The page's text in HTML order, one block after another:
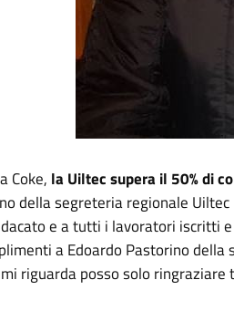
Coke, la Uiltec supera il 50% di
della segreteria regionale
e a tutti i lavoratori iscritti
a Edoardo Pastorino
riguarda posso solo